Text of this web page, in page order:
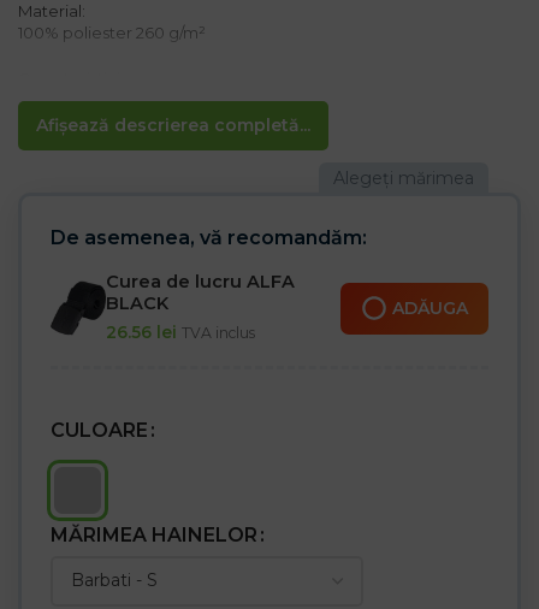
Afișează descrierea completă...
Material:
100% poliester 260 g/m²
– Îmbrăcăminte de lucru certificată
– două buzunare în față și unul în spate
– șnururi și talie elastică pentru o potrivire mai bună
– Potriviți pentru lucru și purtarea de zi cu zi
De asemenea, vă recomandăm:
Curea de lucru ALFA
BLACK
26.56 lei TVA inclus
ADĂUGA
CULOARE
MĂRIMEA HAINELOR